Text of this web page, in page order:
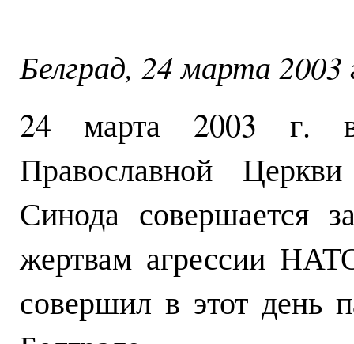
Белград, 24 марта 2003
24 марта 2003 г.
Православной
Синода совершается
жертвам агрессии
совершил в этот день